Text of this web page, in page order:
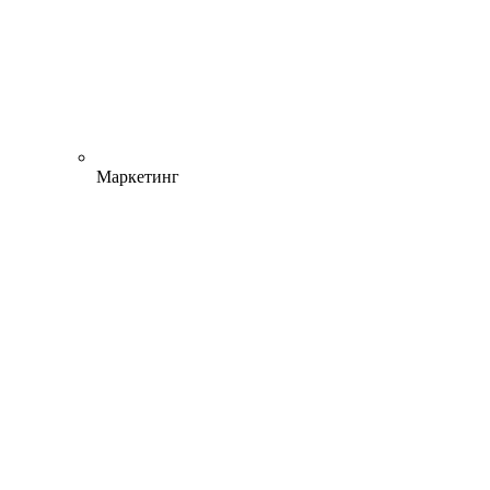
Маркетинг